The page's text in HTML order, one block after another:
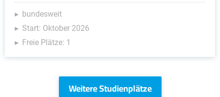
bundesweit
Start: Oktober 2026
Freie Plätze: 1
Weitere Studienplätze